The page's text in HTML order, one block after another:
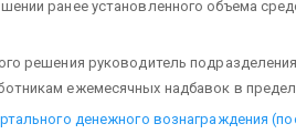
ранее установленного объема
решения руководитель
ежемесячных надбавок в
денежного вознаграждения